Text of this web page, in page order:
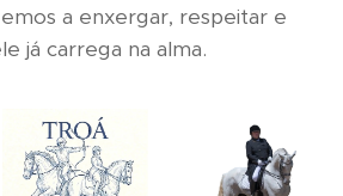
a enxergar, respeitar e
já carrega na alma.